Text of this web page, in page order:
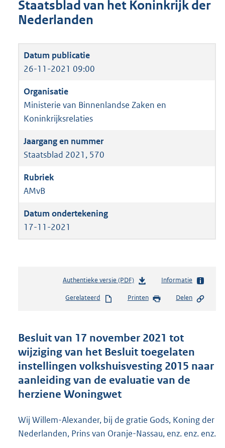
Staatsblad van het Koninkrijk der
Nederlanden
26-11-2021 09:00
Ministerie van Binnenlandse Zaken en
Koninkrijksrelaties
Staatsblad 2021, 570
AMvB
17-11-2021
Authentieke versie (PDF)b
s
d
s
g
o
t
Informatie
Gerelateerd Printen Delen
Besluit van 17 november 2021 tot
wijziging van het Besluit toegelaten
instellingen volkshuisvesting 2015 naar
aanleiding van de evaluatie van de
herziene Woningwet
Wij Willem-Alexander, bij de gratie Gods, Koning der
Nederlanden, Prins van Oranje-Nassau, enz. enz. enz.